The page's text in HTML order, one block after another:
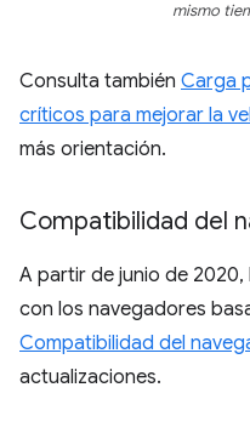
mismo
Consulta también Carga
críticos para mejorar la
más orientación.
Compatibilidad del
A partir de junio de
con los navegadores
Compatibilidad del
actualizaciones.